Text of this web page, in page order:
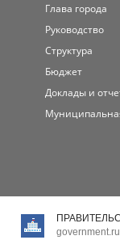
Глава города
Руководство
Структура
Бюджет
Доклады и
government.ru